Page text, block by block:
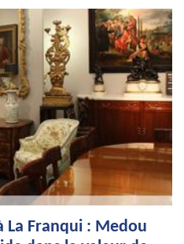
Franqui : Medou